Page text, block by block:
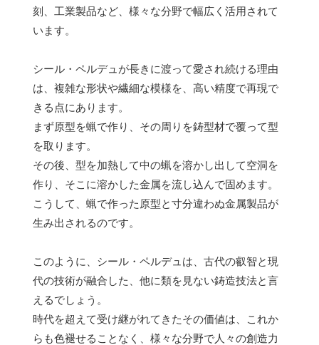
刻、工業製品など、様々な分野で幅広く活用されて
います。
シール・ペルデュが長きに渡って愛され続ける理由
は、複雑な形状や繊細な模様を、高い精度で再現で
きる点にあります。
まず原型を蝋で作り、その周りを鋳型材で覆って型
を取ります。
その後、型を加熱して中の蝋を溶かし出して空洞を
作り、そこに溶かした金属を流し込んで固めます。
こうして、蝋で作った原型と寸分違わぬ金属製品が
生み出されるのです。
このように、シール・ペルデュは、古代の叡智と現
代の技術が融合した、他に類を見ない鋳造技法と言
えるでしょう。
時代を超えて受け継がれてきたその価値は、これか
らも色褪せることなく、様々な分野で人々の創造力